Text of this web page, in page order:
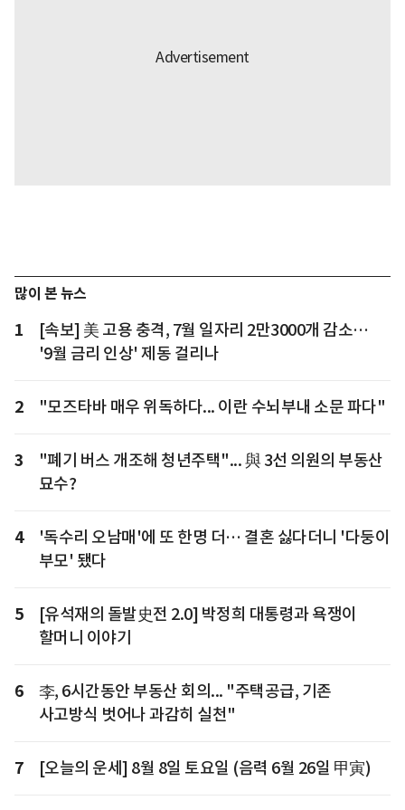
많이 본 뉴스
1
[속보] 美 고용 충격, 7월 일자리 2만3000개 감소…
'9월 금리 인상' 제동 걸리나
2 "모즈타바 매우 위독하다... 이란 수뇌부내 소문 파다"
3
"폐기 버스 개조해 청년주택"... 與 3선 의원의 부동산
묘수?
4
'독수리 오남매'에 또 한명 더… 결혼 싫다더니 '다둥이
부모' 됐다
5
[유석재의 돌발史전 2.0] 박정희 대통령과 욕쟁이
할머니 이야기
6
李, 6시간동안 부동산 회의... "주택공급, 기존
사고방식 벗어나 과감히 실천"
7 [오늘의 운세] 8월 8일 토요일 (음력 6월 26일 甲寅)